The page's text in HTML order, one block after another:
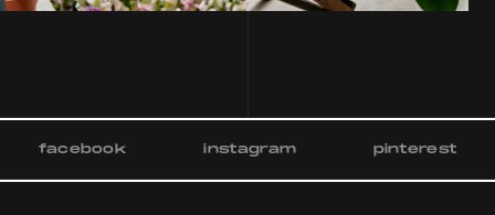
facebook instagram pinterest